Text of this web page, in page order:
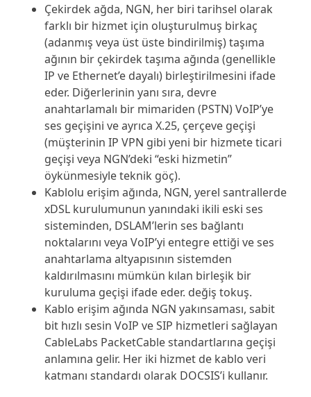
Çekirdek ağda, NGN, her biri tarihsel olarak
farklı bir hizmet için oluşturulmuş birkaç
(adanmış veya üst üste bindirilmiş) taşıma
ağının bir çekirdek taşıma ağında (genellikle
IP ve Ethernet’e dayalı) birleştirilmesini ifade
eder. Diğerlerinin yanı sıra, devre
anahtarlamalı bir mimariden (PSTN) VoIP’ye
ses geçişini ve ayrıca X.25, çerçeve geçişi
(müşterinin IP VPN gibi yeni bir hizmete ticari
geçişi veya NGN’deki “eski hizmetin”
öykünmesiyle teknik göç).
Kablolu erişim ağında, NGN, yerel santrallerde
xDSL kurulumunun yanındaki ikili eski ses
sisteminden, DSLAM’lerin ses bağlantı
noktalarını veya VoIP’yi entegre ettiği ve ses
anahtarlama altyapısının sistemden
kaldırılmasını mümkün kılan birleşik bir
kuruluma geçişi ifade eder. değiş tokuş.
Kablo erişim ağında NGN yakınsaması, sabit
bit hızlı sesin VoIP ve SIP hizmetleri sağlayan
CableLabs PacketCable standartlarına geçişi
anlamına gelir. Her iki hizmet de kablo veri
katmanı standardı olarak DOCSIS’i kullanır.